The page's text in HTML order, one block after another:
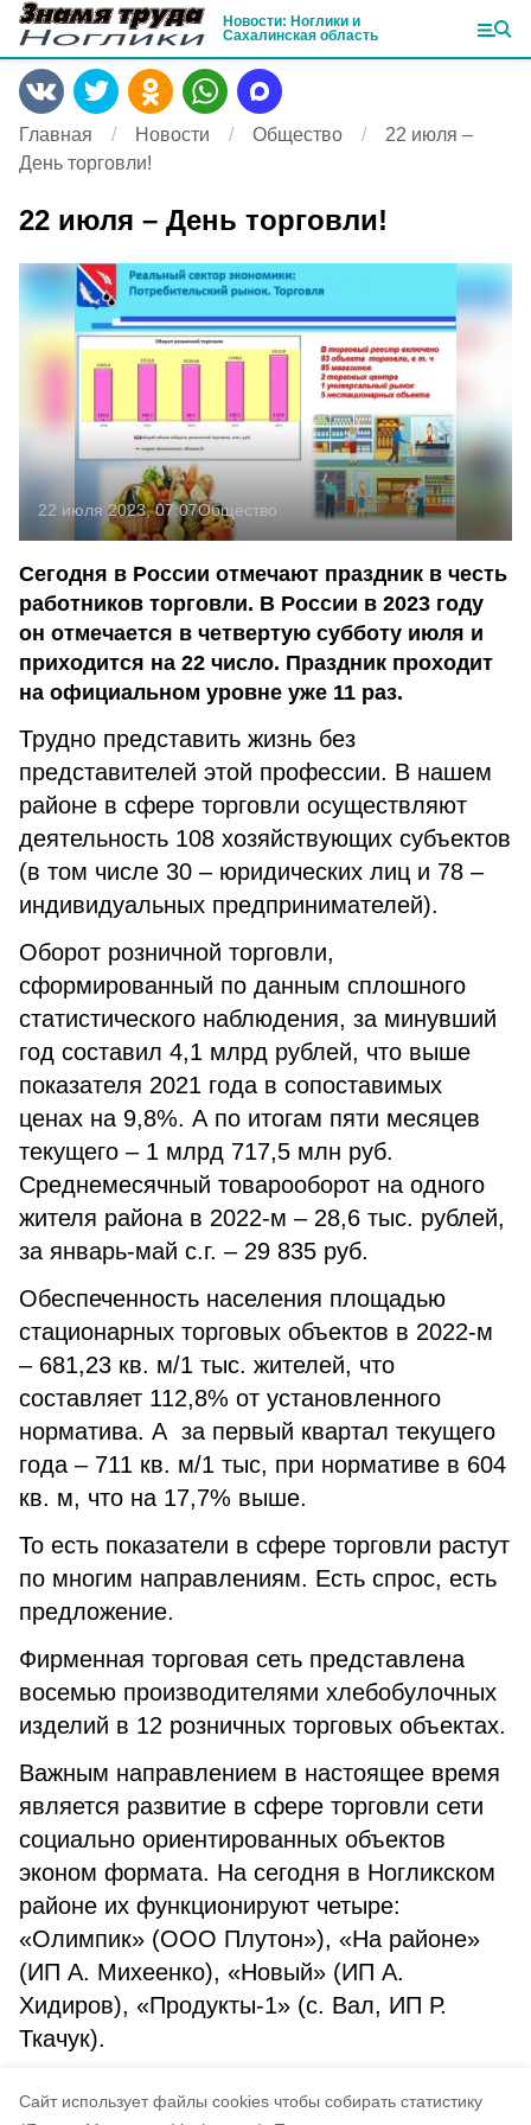
Cайт использует файлы cookies чтобы собирать статистику
Новости: Ноглики и
Сахалинская область
Главная Новости Общество
22 июля –
День торговли!
22 июля – День торговли!
22 июля 2023, 07:07Общество
Сегодня в России отмечают праздник в честь
работников торговли. В России в 2023 году
он отмечается в четвертую субботу июля и
приходится на 22 число. Праздник проходит
на официальном уровне уже 11 раз.
Трудно представить жизнь без
представителей этой профессии. В нашем
районе в сфере торговли осуществляют
деятельность 108 хозяйствующих субъектов
(в том числе 30 – юридических лиц и 78 –
индивидуальных предпринимателей).
Оборот розничной торговли,
сформированный по данным сплошного
статистического наблюдения, за минувший
год составил 4,1 млрд рублей, что выше
показателя 2021 года в сопоставимых
ценах на 9,8%. А по итогам пяти месяцев
текущего – 1 млрд 717,5 млн руб.
Среднемесячный товарооборот на одного
жителя района в 2022-м – 28,6 тыс. рублей,
за январь-май с.г. – 29 835 руб.
Обеспеченность населения площадью
стационарных торговых объектов в 2022-м
– 681,23 кв. м/1 тыс. жителей, что
составляет 112,8% от установленного
норматива. А за первый квартал текущего
года – 711 кв. м/1 тыс, при нормативе в 604
кв. м, что на 17,7% выше.
То есть показатели в сфере торговли растут
по многим направлениям. Есть спрос, есть
предложение.
Фирменная торговая сеть представлена
восемью производителями хлебобулочных
изделий в 12 розничных торговых объектах.
Важным направлением в настоящее время
является развитие в сфере торговли сети
социально ориентированных объектов
эконом формата. На сегодня в Ногликском
районе их функционируют четыре:
«Олимпик» (ООО Плутон»), «На районе»
(ИП А. Михеенко), «Новый» (ИП А.
Хидиров), «Продукты-1» (с. Вал, ИП Р.
Ткачук).
работающих в сфере торговли!